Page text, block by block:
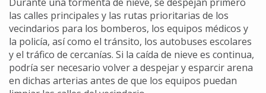
las calles principales y las rutas prioritarias de los
vecindarios para los bomberos, los equipos médicos y
la policía, así como el tránsito, los autobuses escolares
y el tráfico de cercanías. Si la caída de nieve es continua,
podría ser necesario volver a despejar y esparcir arena
en dichas arterias antes de que los equipos puedan